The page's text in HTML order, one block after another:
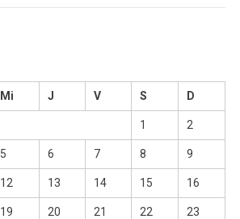
Mi J V S D
1 2
5 6 7 8 9
12 13 14 15 16
19 20 21 22 23